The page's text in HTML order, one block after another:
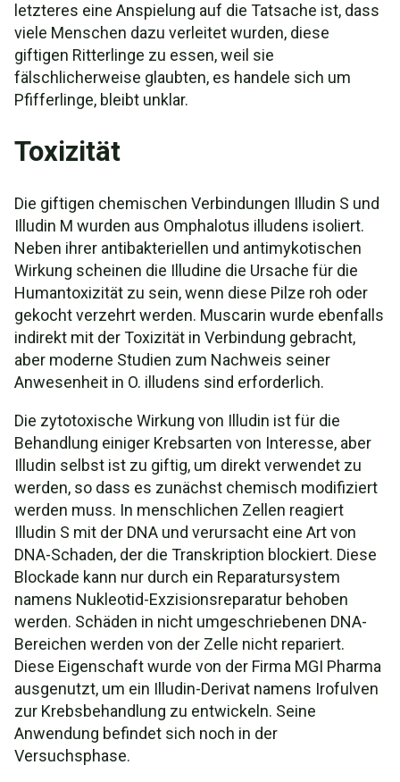
letzteres eine Anspielung auf die Tatsache ist, dass
viele Menschen dazu verleitet wurden, diese
giftigen Ritterlinge zu essen, weil sie
fälschlicherweise glaubten, es handele sich um
Pfifferlinge, bleibt unklar.
Toxizität
Die giftigen chemischen Verbindungen Illudin S und
Illudin M wurden aus Omphalotus illudens isoliert.
Neben ihrer antibakteriellen und antimykotischen
Wirkung scheinen die Illudine die Ursache für die
Humantoxizität zu sein, wenn diese Pilze roh oder
gekocht verzehrt werden. Muscarin wurde ebenfalls
indirekt mit der Toxizität in Verbindung gebracht,
aber moderne Studien zum Nachweis seiner
Anwesenheit in O. illudens sind erforderlich.
Die zytotoxische Wirkung von Illudin ist für die
Behandlung einiger Krebsarten von Interesse, aber
Illudin selbst ist zu giftig, um direkt verwendet zu
werden, so dass es zunächst chemisch modifiziert
werden muss. In menschlichen Zellen reagiert
Illudin S mit der DNA und verursacht eine Art von
DNA-Schaden, der die Transkription blockiert. Diese
Blockade kann nur durch ein Reparatursystem
namens Nukleotid-Exzisionsreparatur behoben
werden. Schäden in nicht umgeschriebenen DNA-
Bereichen werden von der Zelle nicht repariert.
Diese Eigenschaft wurde von der Firma MGI Pharma
ausgenutzt, um ein Illudin-Derivat namens Irofulven
zur Krebsbehandlung zu entwickeln. Seine
Anwendung befindet sich noch in der
Versuchsphase.